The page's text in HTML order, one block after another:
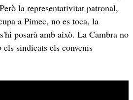
la representativitat patronal,
a Pimec, no es toca, la
posarà amb això. La Cambra no
sindicats els convenis